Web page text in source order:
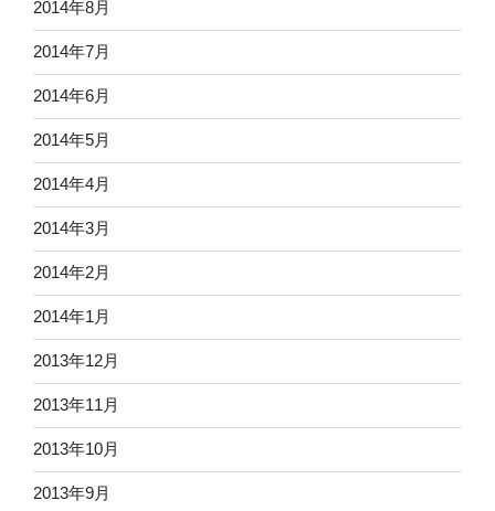
2014年8月
2014年7月
2014年6月
2014年5月
2014年4月
2014年3月
2014年2月
2014年1月
2013年12月
2013年11月
2013年10月
2013年9月